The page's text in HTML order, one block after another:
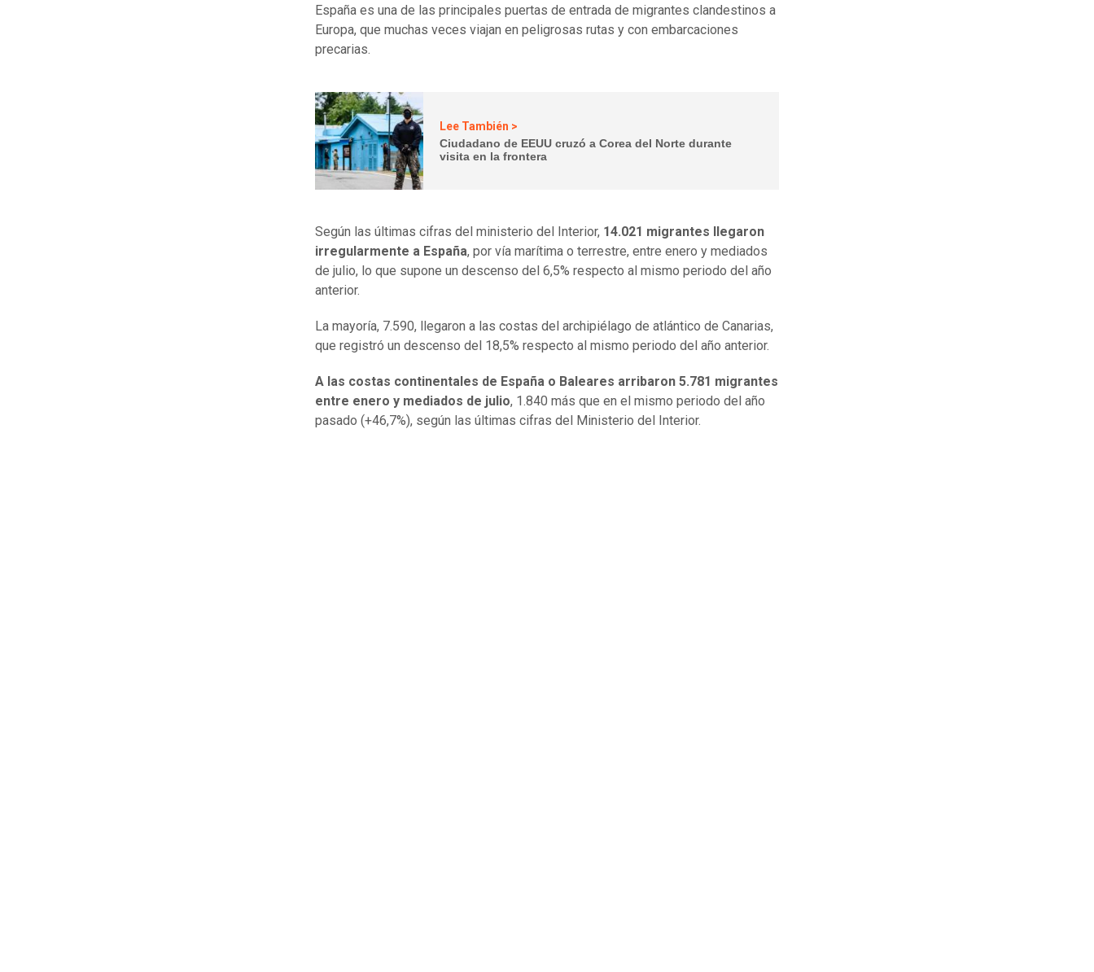
España es una de las principales puertas de entrada de migrantes clandestinos a
Europa, que muchas veces viajan en peligrosas rutas y con embarcaciones
precarias.
Lee También >
Ciudadano de EEUU cruzó a Corea del Norte durante
visita en la frontera
Según las últimas cifras del ministerio del Interior, 14.021 migrantes llegaron
irregularmente a España, por vía marítima o terrestre, entre enero y mediados
de julio, lo que supone un descenso del 6,5% respecto al mismo periodo del año
anterior.
La mayoría, 7.590, llegaron a las costas del archipiélago de atlántico de Canarias,
que registró un descenso del 18,5% respecto al mismo periodo del año anterior.
A las costas continentales de España o Baleares arribaron 5.781 migrantes
entre enero y mediados de julio, 1.840 más que en el mismo periodo del año
pasado (+46,7%), según las últimas cifras del Ministerio del Interior.